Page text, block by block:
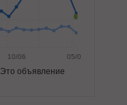
10/06 05/08
Это объявление